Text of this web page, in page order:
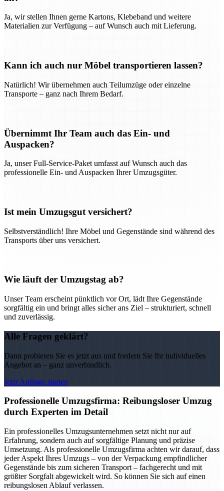
Ja, wir stellen Ihnen gerne Kartons, Klebeband und weitere
Materialien zur Verfügung – auf Wunsch auch mit Lieferung.
Kann ich auch nur Möbel transportieren lassen?
Natürlich! Wir übernehmen auch Teilumzüge oder einzelne
Transporte – ganz nach Ihrem Bedarf.
Übernimmt Ihr Team auch das Ein- und
Auspacken?
Ja, unser Full-Service-Paket umfasst auf Wunsch auch das
professionelle Ein- und Auspacken Ihrer Umzugsgüter.
Ist mein Umzugsgut versichert?
Selbstverständlich! Ihre Möbel und Gegenstände sind während des
Transports über uns versichert.
Wie läuft der Umzugstag ab?
Unser Team erscheint pünktlich vor Ort, lädt Ihre Gegenstände
sorgfältig ein und bringt alles sicher ans Ziel – strukturiert, schnell
und zuverlässig.
Alle Fragen geklärt?
Dann probieren Sie es jetzt aus und fordern Sie Ihr individuelles
Angebot an – ganz unverbindlich.
Jetzt Anfrage starten
Professionelle Umzugsfirma: Reibungsloser Umzug
durch Experten im Detail
Ein professionelles Umzugsunternehmen setzt nicht nur auf
Erfahrung, sondern auch auf sorgfältige Planung und präzise
Umsetzung. Als professionelle Umzugsfirma achten wir darauf, dass
jeder Aspekt Ihres Umzugs – von der Verpackung empfindlicher
Gegenstände bis zum sicheren Transport – fachgerecht und mit
größter Sorgfalt abgewickelt wird. So können Sie sich auf einen
reibungslosen Ablauf verlassen.